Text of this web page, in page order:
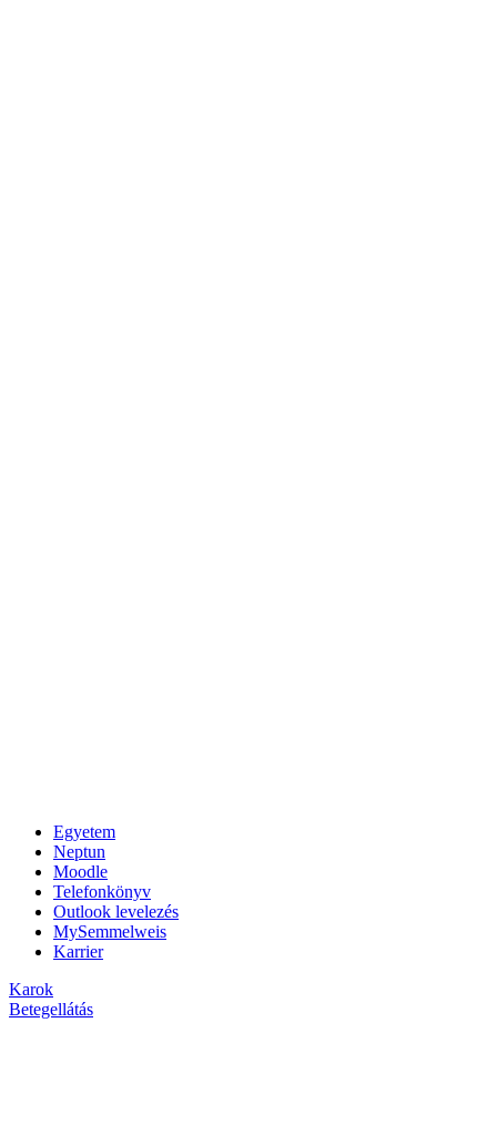
Egyetem
Neptun
Moodle
Telefonkönyv
Outlook levelezés
MySemmelweis
Karrier
Karok
Betegellátás